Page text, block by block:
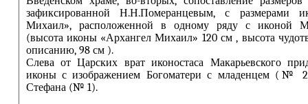
зафиксированной Н.Н.Померанцевым, с размерами
Михаил», расположенной в одному ряду с иконой
(высота иконы «Архангел Михаил» 120 см , высота
описанию, 98 см ).
Слева от Царских врат иконостаса Макарьевского
иконы с изображением Богоматери с младенцем (№
Стефана (№ 1).